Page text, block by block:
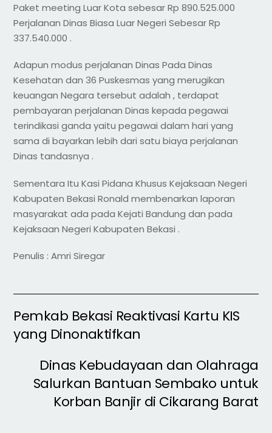
Paket meeting Luar Kota sebesar Rp 890.525.000
Perjalanan Dinas Biasa Luar Negeri Sebesar Rp
337.540.000 .
Adapun modus perjalanan Dinas Pada Dinas
Kesehatan dan 36 Puskesmas yang merugikan
keuangan Negara tersebut adalah , terdapat
pembayaran perjalanan Dinas kepada pegawai
terindikasi ganda yaitu pegawai dalam hari yang
sama di bayarkan lebih dari satu biaya perjalanan
Dinas tandasnya .
Sementara Itu Kasi Pidana Khusus Kejaksaan Negeri
Kabupaten Bekasi Ronald membenarkan laporan
masyarakat ada pada Kejati Bandung dan pada
Kejaksaan Negeri Kabupaten Bekasi .
Penulis : Amri Siregar
Pemkab Bekasi Reaktivasi Kartu KIS
yang Dinonaktifkan
Dinas Kebudayaan dan Olahraga
Salurkan Bantuan Sembako untuk
Korban Banjir di Cikarang Barat